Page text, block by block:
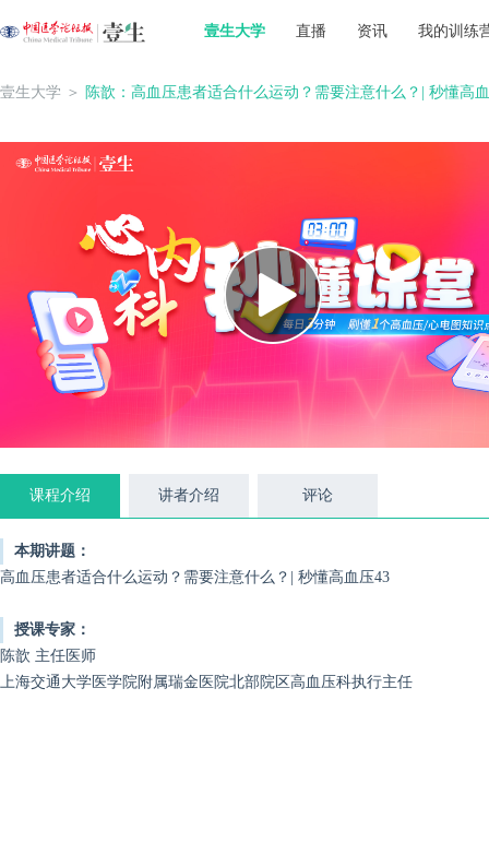
壹生大学 直播 资讯 我的训练
壹生大学 ＞ 陈歆：高血压患者适合什么运动？需要注意什么？| 秒懂高
课程介绍 讲者介绍 评论
本期讲题：
高血压患者适合什么运动？需要注意什么？| 秒懂高血压43
授课专家：
陈歆 主任医师
上海交通大学医学院附属瑞金医院北部院区高血压科执行主任